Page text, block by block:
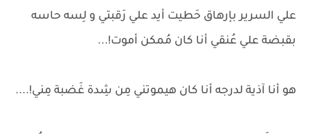
علي السرير بإرهاق حَطيت أيد علي رَقبتي و لِسه حاسه
بقبضة علي عُنقي أنا كان مُمكن أموت!...
هو أنا آذية لدرجه أنا كان هيموتني مِن شِدة غَضبة مِني!....